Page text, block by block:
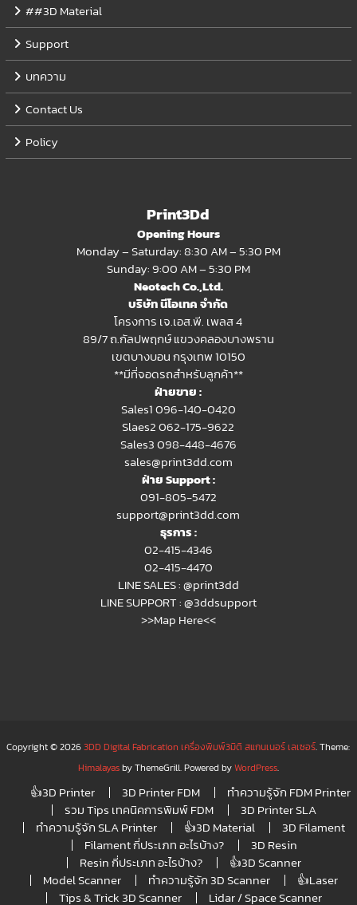
##3D Material
Support
บทความ
Contact Us
Policy
Print3Dd
Opening Hours
Monday – Saturday: 8:30 AM – 5:30 PM
Sunday: 9:00 AM – 5:30 PM
Neotech Co.,Ltd.
บริษัท นีโอเทค จำกัด
โครงการ เจ.เอส.พี. เพลส 4
89/7 ถ.กัลปพฤกษ์ แขวงคลองบางพราน
เขตบางบอน กรุงเทพ 10150
**มีที่จอดรถสำหรับลูกค้า**
ฝ่ายขาย :
Sales1 096-140-0420
Slaes2062-175-9622
Sales3 098-448-4676
sales@print3dd.com
ฝ่าย Support :
091-805-5472
support@print3dd.com
ธุรการ :
02-415-4346
02-415-4470
LINE SALES :@print3dd
LINE SUPPORT :@3ddsupport
>>Map Here<<
Copyright © 20263DD Digital Fabrication เครื่องพิมพ์3มิติ สแกนเนอร์ เลเซอร์. Theme:
Himalayasby ThemeGrill. Powered byWordPress.
👍3D Printer 3D Printer FDM
ทำความรู้จัก FDM Printer
รวม Tips เทคนิคการพิมพ์ FDM
3D Printer SLA
ทำความรู้จัก SLA Printer
👍3D Material
3D Filament
Filament กี่ประเภท อะไรบ้าง?
3D Resin
Resin กี่ประเภท อะไรบ้าง?
👍3D Scanner
Model Scanner
ทำความรู้จัก 3D Scanner
👍Laser
Tips & Trick 3D Scanner
Lidar / Space Scanner